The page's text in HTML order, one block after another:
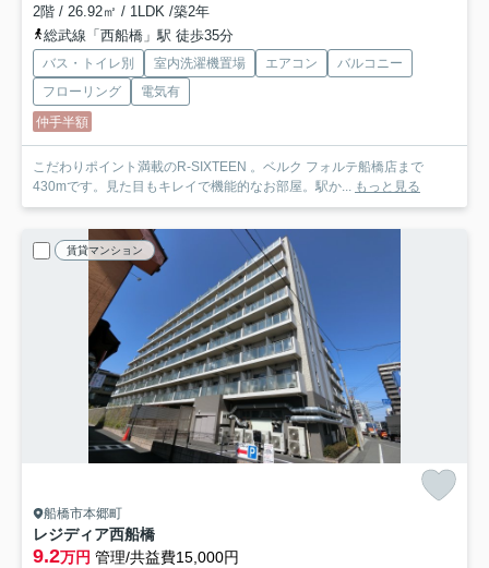
2階 / 26.92㎡ / 1LDK /築2年
総武線「西船橋」駅 徒歩35分
バス・トイレ別 室内洗濯機置場 エアコン
バルコニー
フローリング
電気有
仲手半額
こだわりポイント満載のR-SIXTEEN 。ベルク フォルテ船橋店まで
430mです。見た目もキレイで機能的なお部屋。駅か...
もっと見る
賃貸マンション
船橋市本郷町
レジディア西船橋
9.2万円 管理/共益費15,000円